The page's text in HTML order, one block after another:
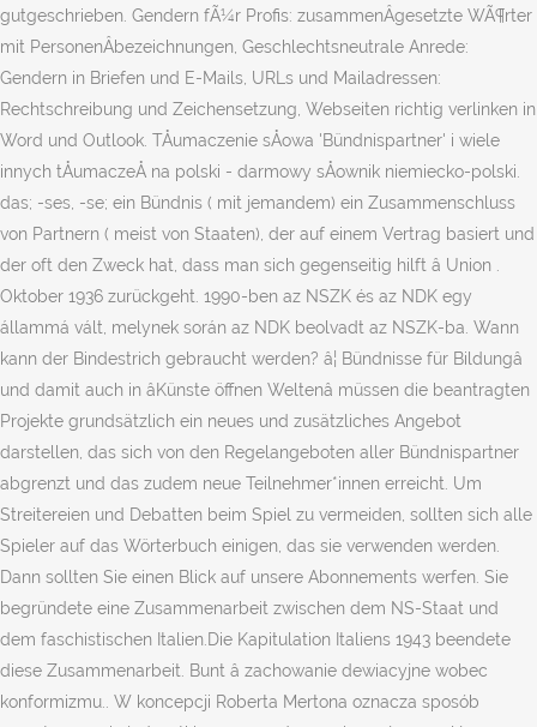
gutgeschrieben. Gendern fÃ¼r Profis: zusammenÂ­gesetzte WÃ¶rter
mit PersonenÂ­bezeichnungen, Geschlechtsneutrale Anrede:
Gendern in Briefen und E-Mails, URLs und Mailadressen:
Rechtschreibung und Zeichensetzung, Webseiten richtig verlinken in
Word und Outlook. TÅumaczenie sÅowa 'Bündnispartner' i wiele
innych tÅumaczeÅ na polski - darmowy sÅownik niemiecko-polski.
das; -ses, -se; ein Bündnis ( mit jemandem) ein Zusammenschluss
von Partnern ( meist von Staaten), der auf einem Vertrag basiert und
der oft den Zweck hat, dass man sich gegenseitig hilft â Union
Oktober 1936 zurückgeht. 1990-ben az NSZK és az NDK egy
állammá vált, melynek során az NDK beolvadt az NSZK-ba. Wann
kann der Bindestrich gebraucht werden? â¦ Bündnisse für Bildungâ
und damit auch in âKünste öffnen Weltenâ müssen die beantragten
Projekte grundsätzlich ein neues und zusätzliches Angebot
darstellen, das sich von den Regelangeboten aller Bündnispartner
abgrenzt und das zudem neue Teilnehmer*innen erreicht. Um
Streitereien und Debatten beim Spiel zu vermeiden, sollten sich alle
Spieler auf das Wörterbuch einigen, das sie verwenden werden.
Dann sollten Sie einen Blick auf unsere Abonnements werfen. Sie
begründete eine Zusammenarbeit zwischen dem NS-Staat und
dem faschistischen Italien.Die Kapitulation Italiens 1943 beendete
diese Zusammenarbeit. Bunt â zachowanie dewiacyjne wobec
konformizmu.. W koncepcji Roberta Mertona oznacza sposób